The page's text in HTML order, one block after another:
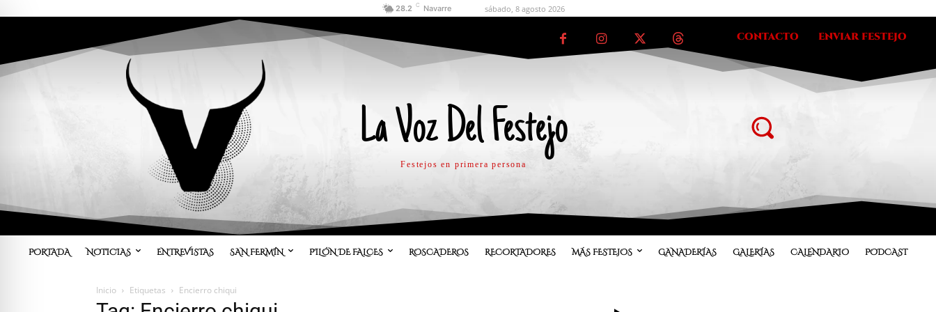
28.2 C Navarre sábado, 8 agosto 2026
La Voz Del Festejo
Festejos en primera persona
CONTACTO ENVIAR FESTEJO
PORTADA NOTICIAS ENTREVISTAS SAN FERMÍN PILÓN DE FALCES ROSCADEROS RECORTADORES MÁS FESTEJOS GANADERÍAS GALERÍAS CALENDARIO PODCAST
Inicio Etiquetas Encierro chiqui